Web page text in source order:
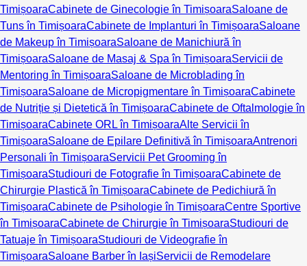
TimișoaraCabinete de Ginecologie în TimișoaraSaloane de
Tuns în TimișoaraCabinete de Implanturi în TimișoaraSaloane
de Makeup în TimișoaraSaloane de Manichiură în
TimișoaraSaloane de Masaj & Spa în TimișoaraServicii de
Mentoring în TimișoaraSaloane de Microblading în
TimișoaraSaloane de Micropigmentare în TimișoaraCabinete
de Nutriție și Dietetică în TimișoaraCabinete de Oftalmologie în
TimișoaraCabinete ORL în TimișoaraAlte Servicii în
TimișoaraSaloane de Epilare Definitivă în TimișoaraAntrenori
Personali în TimișoaraServicii Pet Grooming în
TimișoaraStudiouri de Fotografie în TimișoaraCabinete de
Chirurgie Plastică în TimișoaraCabinete de Pedichiură în
TimișoaraCabinete de Psihologie în TimișoaraCentre Sportive
în TimișoaraCabinete de Chirurgie în TimișoaraStudiouri de
Tatuaje în TimișoaraStudiouri de Videografie în
TimișoaraSaloane Barber în IașiServicii de Remodelare